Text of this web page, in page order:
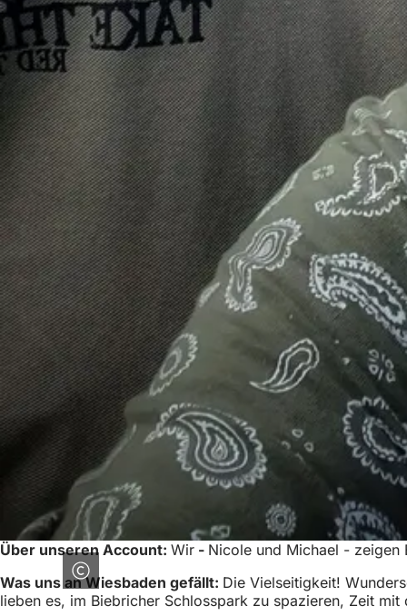
Über unseren Account: Wir - Nicole und Michael - zeigen
Was uns an Wiesbaden gefällt: Die Vielseitigkeit!
lieben es, im Biebricher Schlosspark zu spazieren, Zeit